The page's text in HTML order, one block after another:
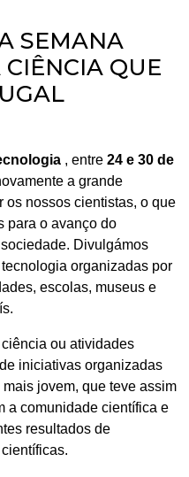
SEMANA
QUE
, entre 24 e 30 de
a grande
os nossos cientistas, o que
para o avanço do
Divulgámos
organizadas por
escolas, museus e
ou atividades
iniciativas organizadas
jovem, que teve assim
a comunidade científica e
resultados de